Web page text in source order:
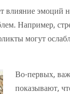
влияние эмоций
Например,
могут
Во-первых,
показывают,